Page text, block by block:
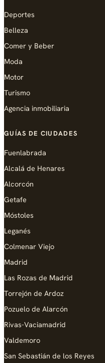
Deportes
Belleza
Comer y Beber
Moda
Motor
Turismo
Agencia inmobiliaria
GUÍAS DE CIUDADES
Fuenlabrada
Alcalá de Henares
Alcorcón
Getafe
Móstoles
Leganés
Colmenar Viejo
Madrid
Las Rozas de Madrid
Torrejón de Ardoz
Pozuelo de Alarcón
Rivas-Vaciamadrid
Valdemoro
San Sebastián de los Reyes